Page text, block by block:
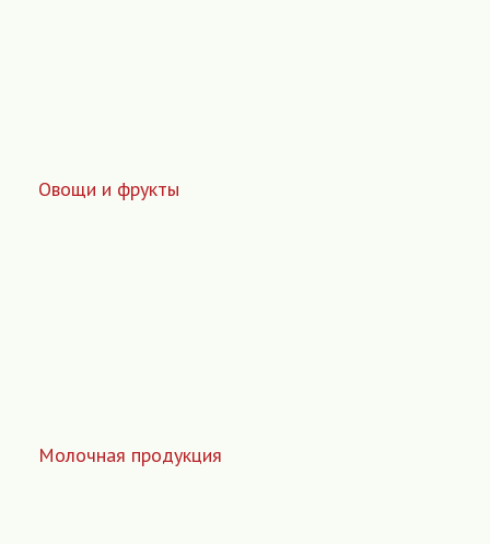
Овощи и фрукты
Молочная продукция